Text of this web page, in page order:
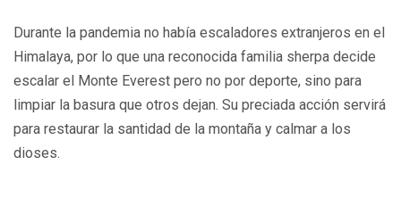
Durante la pandemia no había escaladores extranjeros en el
Himalaya, por lo que una reconocida familia sherpa decide
escalar el Monte Everest pero no por deporte, sino para
limpiar la basura que otros dejan. Su preciada acción servirá
para restaurar la santidad de la montaña y calmar a los
dioses.